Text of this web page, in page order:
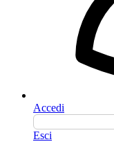
Accedi
Esci